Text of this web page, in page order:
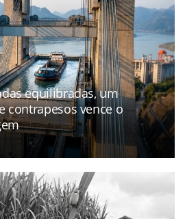
equilibradas, um
contrapesos vence o